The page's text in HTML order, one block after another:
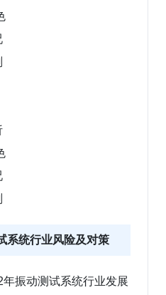
系统行业风险及对策
振动测试系统行业发展